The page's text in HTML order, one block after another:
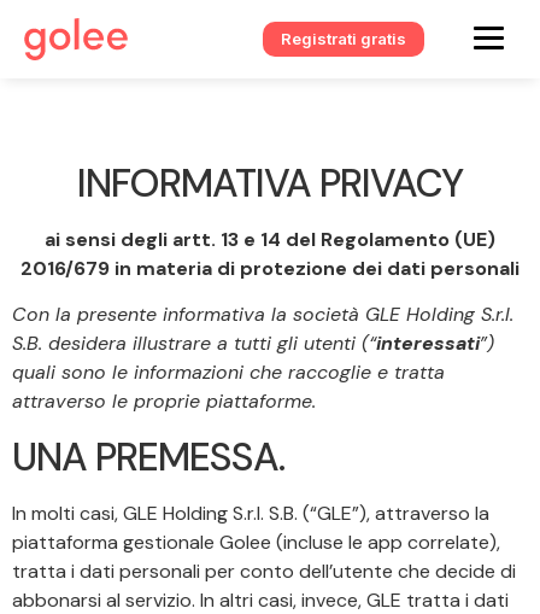
Registrati gratis
INFORMATIVA PRIVACY
ai sensi degli artt. 13 e 14 del Regolamento (UE)
2016/679 in materia di protezione dei dati personali
Con la presente informativa la società GLE Holding S.r.l.
S.B. desidera illustrare a tutti gli utenti (“interessati”)
quali sono le informazioni che raccoglie e tratta
attraverso le proprie piattaforme.
UNA PREMESSA.
In molti casi, GLE Holding S.r.l. S.B. (“GLE”), attraverso la
piattaforma gestionale Golee (incluse le app correlate),
tratta i dati personali per conto dell’utente che decide di
abbonarsi al servizio. In altri casi, invece, GLE tratta i dati